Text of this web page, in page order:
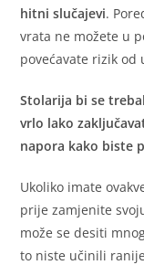
hitni slučajevi.
vrata ne možete u
povećavate rizik od
Stolarija bi se
vrlo lako
napora kako biste
Ukoliko imate
prije zamjenite
može se desiti
to niste učinili